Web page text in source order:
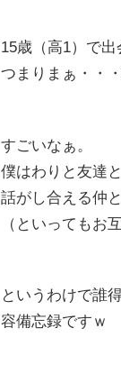
15歳（高1）で出
つまりまぁ・・
すごいなぁ。
僕はわりと友達
話がし合える仲
（といってもお
というわけで誰
容備忘録ですｗ